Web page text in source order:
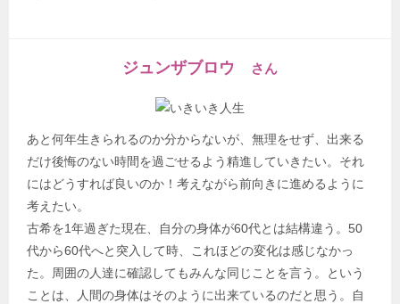
ジュンザブロウ さん
あと何年生きられるのか分からないが、無理をせず、出来る
だけ後悔のない時間を過ごせるよう精進していきたい。それ
にはどうすれば良いのか！考えながら前向きに進めるように
考えたい。
古希を1年過ぎた現在、自分の身体が60代とは結構違う。50
代から60代へと突入して時、これほどの変化は感じなかっ
た。周囲の人達に確認してもみんな同じことを言う。という
ことは、人間の身体はそのように出来ているのだと思う。自